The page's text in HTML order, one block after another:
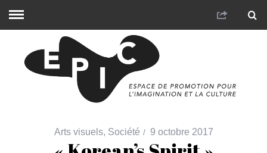
Arts visuels, Société 9 octobre 2017